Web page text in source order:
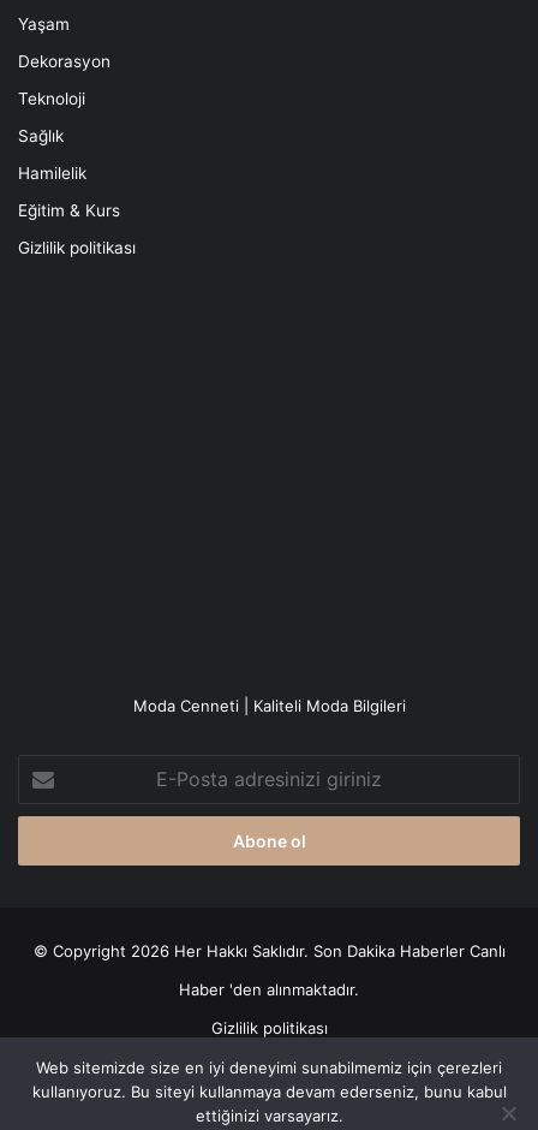
Yaşam
Dekorasyon
Teknoloji
Sağlık
Hamilelik
Eğitim & Kurs
Gizlilik politikası
Moda Cenneti | Kaliteli Moda Bilgileri
Posta
adresinizi
© Copyright 2026 Her Hakkı Saklıdır. Son Dakika Haberler Canlı
Haber 'den alınmaktadır.
Gizlilik politikası
Facebook
X YouTubeInstagram
Web sitemizde size en iyi deneyimi sunabilmemiz için çerezleri
kullanıyoruz. Bu siteyi kullanmaya devam ederseniz, bunu kabul
ettiğinizi varsayarız.